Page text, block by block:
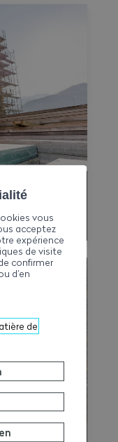
vous
acceptez
expérience
de visite
confirmer
d’en
de